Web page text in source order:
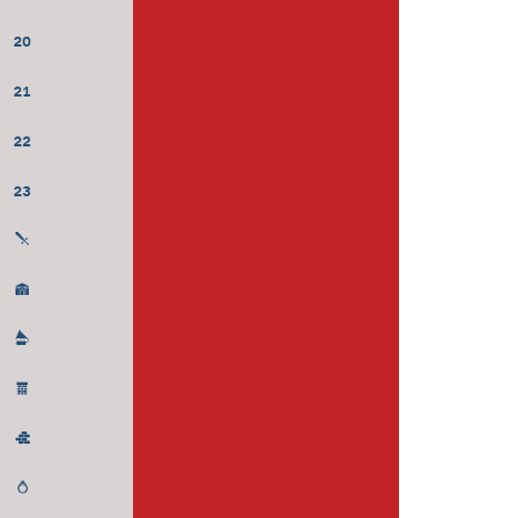
20
21
22
23